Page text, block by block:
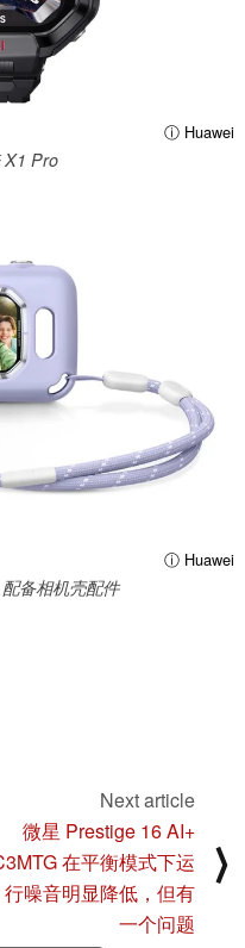
ⓘ Huawei
X1 Pro
ⓘ Huawei
备相机壳配件
Next article
微星 Prestige 16 AI+
在平衡模式下运
行噪音明显降低，但有
一个问题
⟩